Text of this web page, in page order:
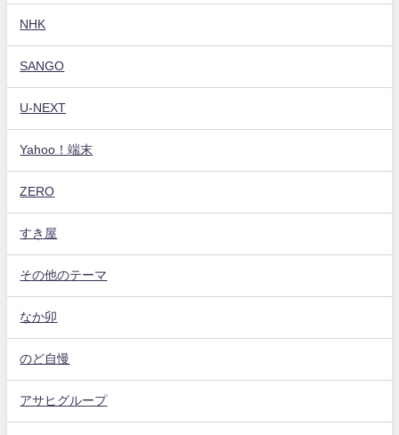
NHK
SANGO
U-NEXT
Yahoo！端末
ZERO
すき屋
その他のテーマ
なか卯
のど自慢
アサヒグループ